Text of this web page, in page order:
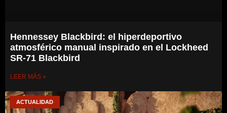
Hennessey Blackbird: el hiperdeportivo
atmosférico manual inspirado en el Lockheed
SR-71 Blackbird
LEER MÁS »
ACTUALIDAD